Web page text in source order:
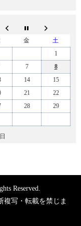
金
土
1
7
8
14
15
21
22
28
29
Reserved.
複写・転載を禁じま